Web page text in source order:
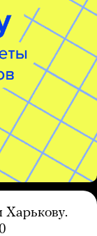
Харькову.